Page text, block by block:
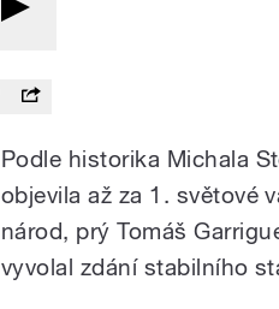
Podle historika Michala
objevila až za 1. světové
národ, prý Tomáš
vyvolal zdání stabilního